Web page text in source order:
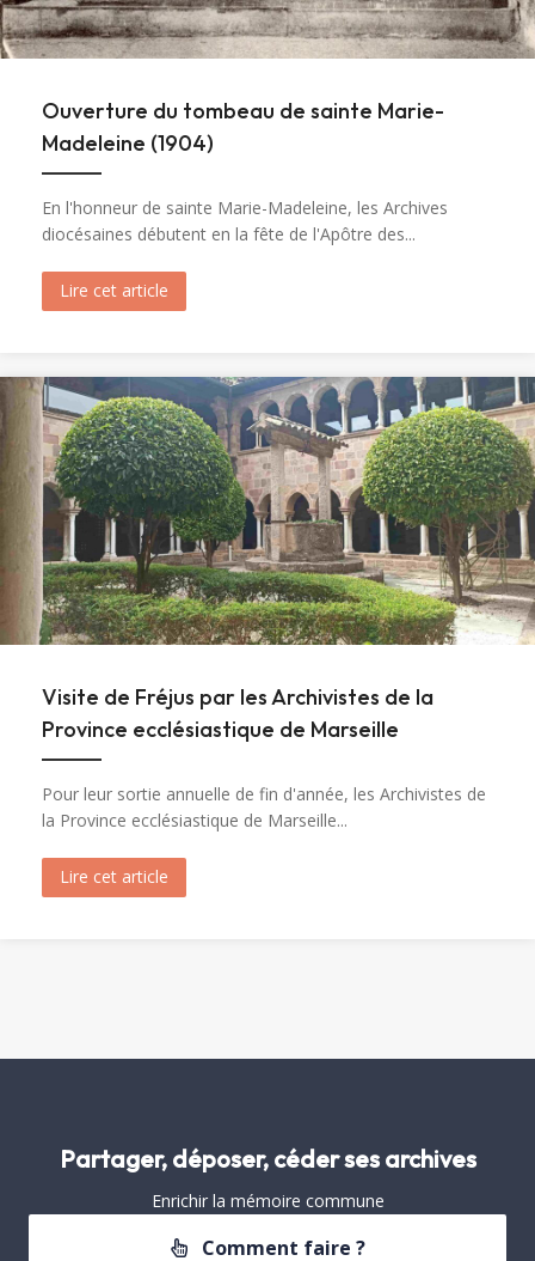
Ouverture du tombeau de sainte Marie-
Madeleine (1904)
En l'honneur de sainte Marie-Madeleine, les Archives
diocésaines débutent en la fête de l'Apôtre des...
Lire cet article
Visite de Fréjus par les Archivistes de la
Province ecclésiastique de Marseille
Pour leur sortie annuelle de fin d'année, les Archivistes de
la Province ecclésiastique de Marseille...
Lire cet article
Partager, déposer, céder ses archives
Enrichir la mémoire commune
Comment faire ?